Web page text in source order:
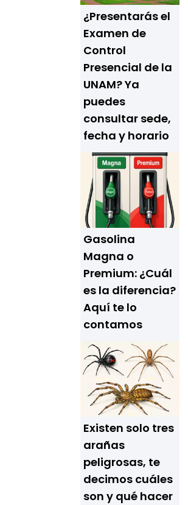
¿Presentarás el
Examen de
Control
Presencial de la
UNAM? Ya
puedes
consultar sede,
fecha y horario
Gasolina
Magna o
Premium: ¿Cuál
es la diferencia?
Aquí te lo
contamos
Existen solo tres
arañas
peligrosas, te
decimos cuáles
son y qué hacer